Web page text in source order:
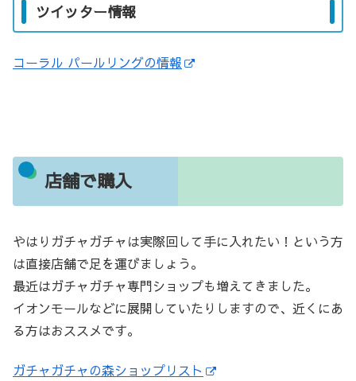
ツイッター情報
コーラル パールリングの情報
店舗で購入
やはりガチャガチャは実際回して手に入れたい！という方
は直接店舗で足を運びましょう。
最近はガチャガチャ専門ショップも増えてきました。
イオンモールなどに展開していたりしますので、近くにあ
る方はおススメです。
ガチャガチャの森ショップリスト